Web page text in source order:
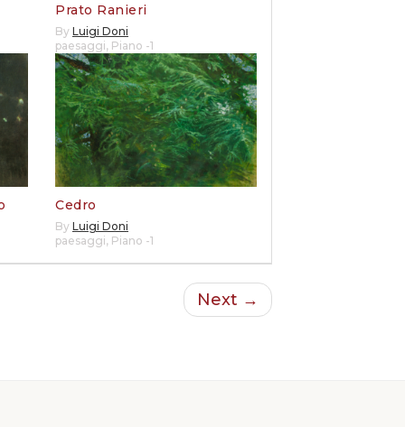
Prato Ranieri
By Luigi Doni
paesaggi, Piano -1
Cedro
By Luigi Doni
paesaggi, Piano -1
Next →